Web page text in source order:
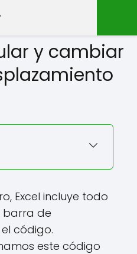
y cambiar
Excel incluye todo
barra de
código.
este código